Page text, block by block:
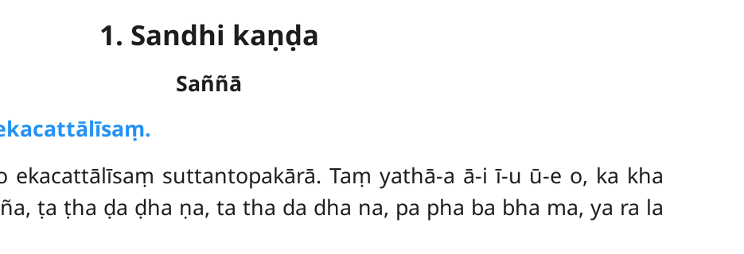
1. Sandhi kaṇḍa
Saññā
ekacattālīsaṃ suttantopakārā. Taṃ yathā-a ā-i ī-u ū-e o, ka kha
ṭa ṭha ḍa ḍha ṇa, ta tha da dha na, pa pha ba bha ma, ya ra la